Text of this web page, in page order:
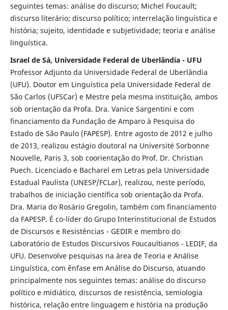
seguintes temas: análise do discurso; Michel Foucault;
discurso literário; discurso político; interrelação linguística e
história; sujeito, identidade e subjetividade; teoria e análise
linguística.
Israel de Sá, Universidade Federal de Uberlândia - UFU
Professor Adjunto da Universidade Federal de Uberlândia
(UFU). Doutor em Linguística pela Universidade Federal de
São Carlos (UFSCar) e Mestre pela mesma instituição, ambos
sob orientação da Profa. Dra. Vanice Sargentini e com
financiamento da Fundação de Amparo à Pesquisa do
Estado de São Paulo (FAPESP). Entre agosto de 2012 e julho
de 2013, realizou estágio doutoral na Université Sorbonne
Nouvelle, Paris 3, sob coorientação do Prof. Dr. Christian
Puech. Licenciado e Bacharel em Letras pela Universidade
Estadual Paulista (UNESP/FCLar), realizou, neste período,
trabalhos de iniciação científica sob orientação da Profa.
Dra. Maria do Rosário Gregolin, também com financiamento
da FAPESP. É co-líder do Grupo Interinstitucional de Estudos
de Discursos e Resistências - GEDIR e membro do
Laboratório de Estudos Discursivos Foucaultianos - LEDIF, da
UFU. Desenvolve pesquisas na área de Teoria e Análise
Linguística, com ênfase em Análise do Discurso, atuando
principalmente nos seguintes temas: análise do discurso
político e midiático, discursos de resistência, semiologia
histórica, relação entre linguagem e história na produção